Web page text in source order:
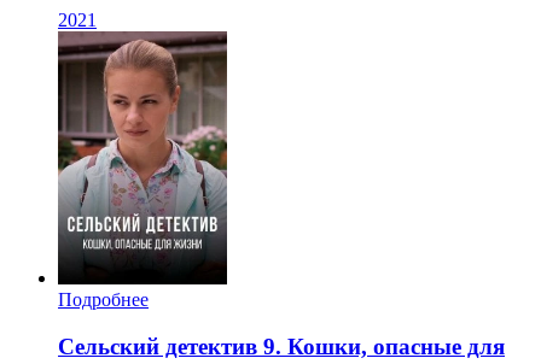
2021
Подробнее
Сельский детектив 9. Кошки, опасные для